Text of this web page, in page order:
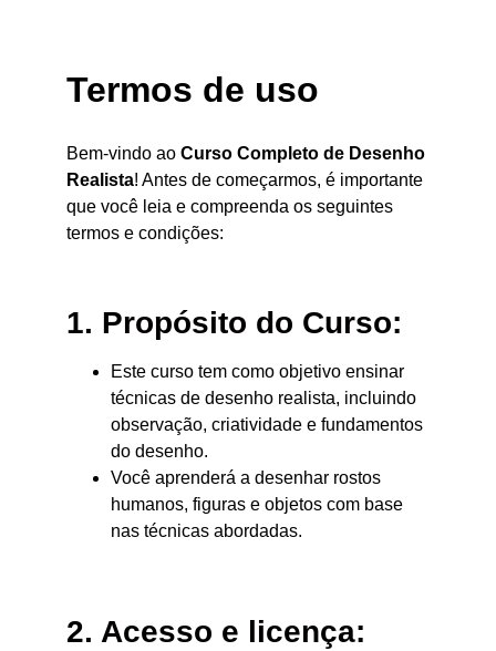
Termos de uso
Bem-vindo ao Curso Completo de Desenho
Realista! Antes de começarmos, é importante
que você leia e compreenda os seguintes
termos e condições:
1. Propósito do Curso:
Este curso tem como objetivo ensinar
técnicas de desenho realista, incluindo
observação, criatividade e fundamentos
do desenho.
Você aprenderá a desenhar rostos
humanos, figuras e objetos com base
nas técnicas abordadas.
2. Acesso e licença: